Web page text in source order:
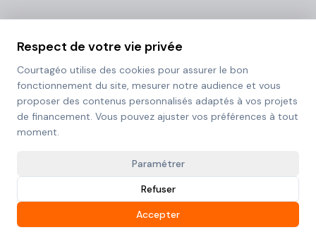
Respect de votre vie privée
Courtagéo utilise des cookies pour assurer le bon
fonctionnement du site, mesurer notre audience et vous
proposer des contenus personnalisés adaptés à vos projets
de financement. Vous pouvez ajuster vos préférences à tout
moment.
Paramétrer
Refuser
Accepter